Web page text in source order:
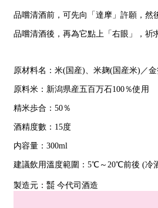
品嚐清酒前，可先向「達摩」許願，然
品嚐清酒後，再為它點上「右眼」，祈
原材料名：米(国産)、米麹(国産米)／
原料米：新潟県産五百万石100％使用
精米歩合：50％
酒精度數：15度
内容量：300ml
建議飲用溫度範圍：5℃～20℃前後 (冷
製造元：㍿ 今代司酒造